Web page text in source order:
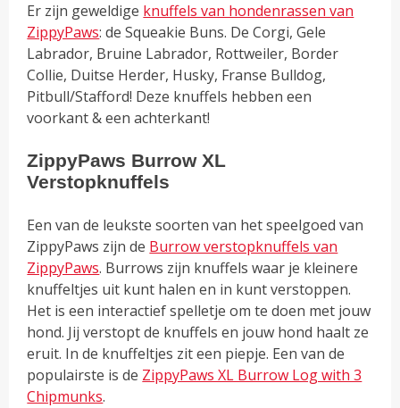
Er zijn geweldige knuffels van hondenrassen van
ZippyPaws: de Squeakie Buns. De Corgi, Gele
Labrador, Bruine Labrador, Rottweiler, Border
Collie, Duitse Herder, Husky, Franse Bulldog,
Pitbull/Stafford! Deze knuffels hebben een
voorkant & een achterkant!
ZippyPaws Burrow XL
Verstopknuffels
Een van de leukste soorten van het speelgoed van
ZippyPaws zijn de Burrow verstopknuffels van
ZippyPaws. Burrows zijn knuffels waar je kleinere
knuffeltjes uit kunt halen en in kunt verstoppen.
Het is een interactief spelletje om te doen met jouw
hond. Jij verstopt de knuffels en jouw hond haalt ze
eruit. In de knuffeltjes zit een piepje. Een van de
populairste is de ZippyPaws XL Burrow Log with 3
Chipmunks.